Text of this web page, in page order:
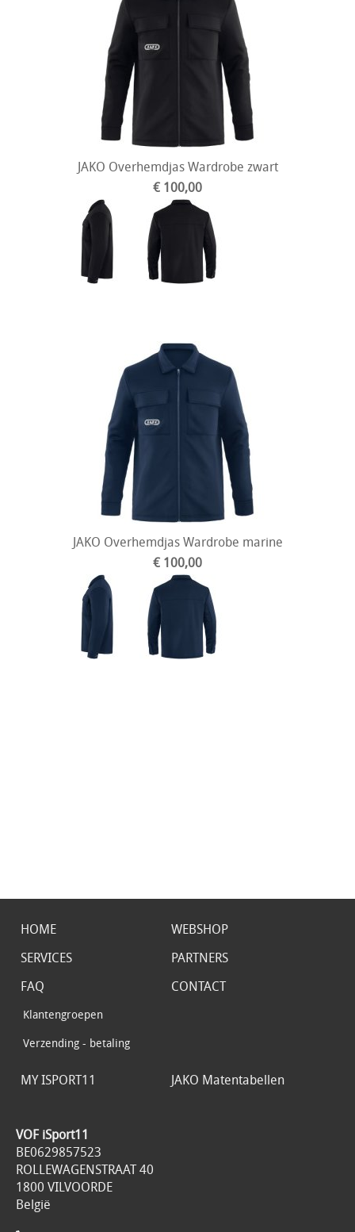
JAKO Overhemdjas Wardrobe zwart
€ 100,00
JAKO Overhemdjas Wardrobe marine
€ 100,00
HOME
WEBSHOP
SERVICES
PARTNERS
FAQ
Klantengroepen
Verzending - betaling
CONTACT
MY ISPORT11 JAKO Matentabellen
VOF iSport11
BE0629857523
ROLLEWAGENSTRAAT 40
1800 VILVOORDE
België